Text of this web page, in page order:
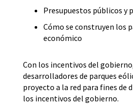
Presupuestos públicos y
Cómo se construyen los
económico
Con los incentivos del
desarrolladores de parques
proyecto a la red para fines de
los incentivos del gobierno.